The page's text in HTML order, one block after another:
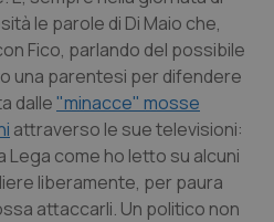
urogenitali
le parole di Di Maio che,
Fico, parlando del possibile
una parentesi per difendere
dalle"minacce" mosse
attraverso le sue televisioni:
Lega come ho letto su alcuni
liberamente, per paura
attaccarli. Un politico non